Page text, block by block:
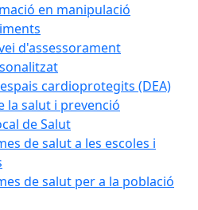
en manipulació
d'assessorament
cardioprotegits (DEA)
la salut i prevenció
de Salut
de salut a les escoles i
de salut per a la població